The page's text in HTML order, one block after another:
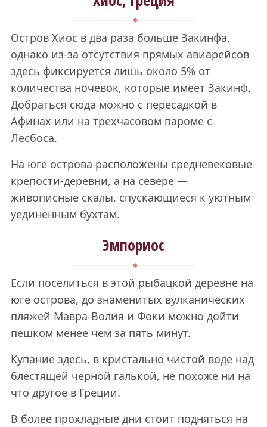
Остров Хиос в два раза больше Закинфа,
однако из-за отсутствия прямых авиарейсов
здесь фиксируется лишь около 5% от
количества ночевок, которые имеет Закинф.
Добраться сюда можно с пересадкой в
Афинах или на трехчасовом пароме с
Лесбоса.
На юге острова расположены средневековые
крепости-деревни, а на севере —
живописные скалы, спускающиеся к уютным
уединенным бухтам.
Эмпориос
Если поселиться в этой рыбацкой деревне на
юге острова, до знаменитых вулканических
пляжей Мавра-Волия и Фоки можно дойти
пешком менее чем за пять минут.
Купание здесь, в кристально чистой воде над
блестящей черной галькой, не похоже ни на
что другое в Греции.
В более прохладные дни стоит подняться на